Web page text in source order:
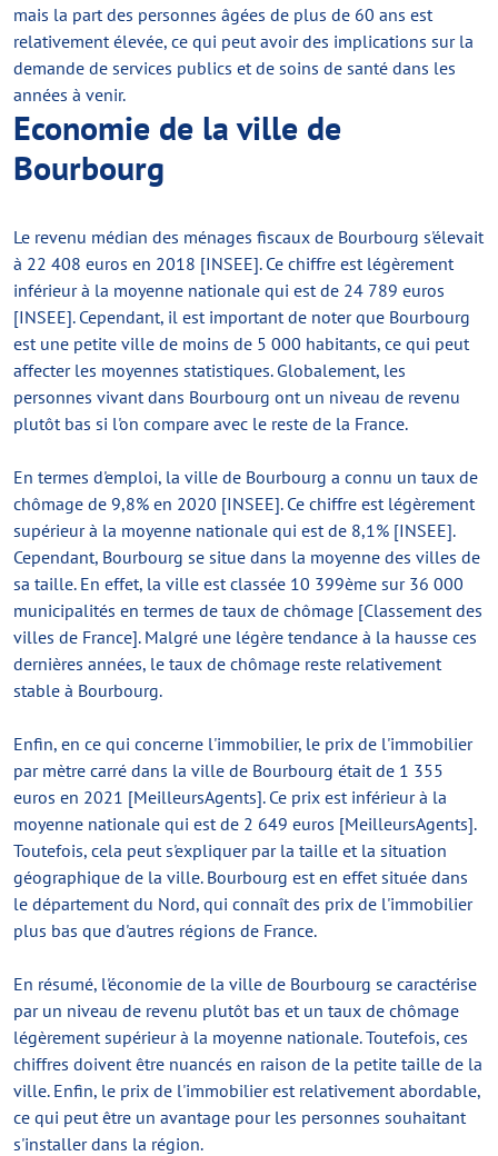
mais la part des personnes âgées de plus de 60 ans est
relativement élevée, ce qui peut avoir des implications sur la
demande de services publics et de soins de santé dans les
années à venir.
Economie de la ville de
Bourbourg
Le revenu médian des ménages fiscaux de Bourbourg s'élevait
à 22 408 euros en 2018 [INSEE]. Ce chiffre est légèrement
inférieur à la moyenne nationale qui est de 24 789 euros
[INSEE]. Cependant, il est important de noter que Bourbourg
est une petite ville de moins de 5 000 habitants, ce qui peut
affecter les moyennes statistiques. Globalement, les
personnes vivant dans Bourbourg ont un niveau de revenu
plutôt bas si l'on compare avec le reste de la France.
En termes d'emploi, la ville de Bourbourg a connu un taux de
chômage de 9,8% en 2020 [INSEE]. Ce chiffre est légèrement
supérieur à la moyenne nationale qui est de 8,1% [INSEE].
Cependant, Bourbourg se situe dans la moyenne des villes de
sa taille. En effet, la ville est classée 10 399ème sur 36 000
municipalités en termes de taux de chômage [Classement des
villes de France]. Malgré une légère tendance à la hausse ces
dernières années, le taux de chômage reste relativement
stable à Bourbourg.
Enfin, en ce qui concerne l'immobilier, le prix de l'immobilier
par mètre carré dans la ville de Bourbourg était de 1 355
euros en 2021 [MeilleursAgents]. Ce prix est inférieur à la
moyenne nationale qui est de 2 649 euros [MeilleursAgents].
Toutefois, cela peut s'expliquer par la taille et la situation
géographique de la ville. Bourbourg est en effet située dans
le département du Nord, qui connaît des prix de l'immobilier
plus bas que d'autres régions de France.
En résumé, l'économie de la ville de Bourbourg se caractérise
par un niveau de revenu plutôt bas et un taux de chômage
légèrement supérieur à la moyenne nationale. Toutefois, ces
chiffres doivent être nuancés en raison de la petite taille de la
ville. Enfin, le prix de l'immobilier est relativement abordable,
ce qui peut être un avantage pour les personnes souhaitant
s'installer dans la région.